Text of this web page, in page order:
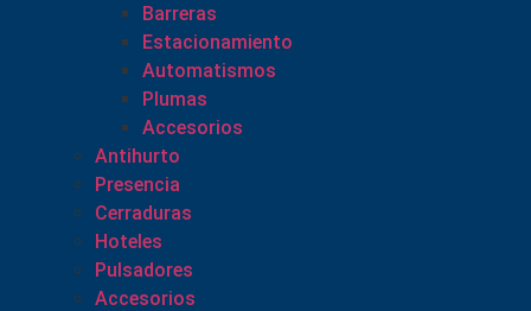
Barreras
Estacionamiento
Automatismos
Plumas
Accesorios
Antihurto
Presencia
Cerraduras
Hoteles
Pulsadores
Accesorios